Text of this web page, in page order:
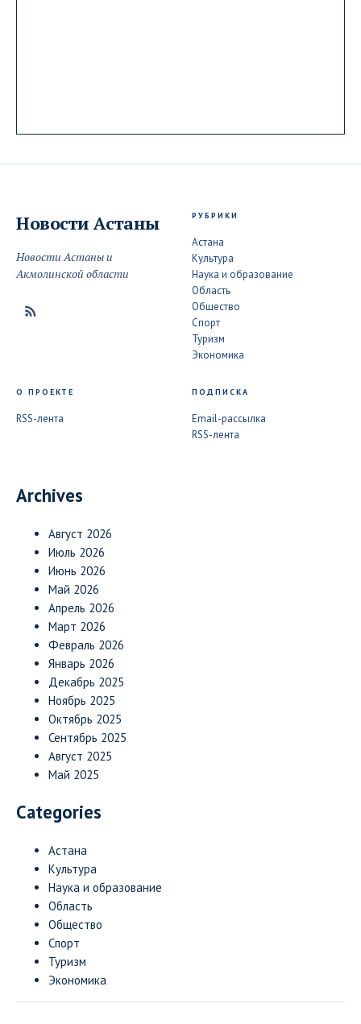
Новости Астаны
Новости Астаны и
Акмолинской области
РУБРИКИ
Астана
Культура
Наука и образование
Область
Общество
Спорт
Туризм
Экономика
О ПРОЕКТЕ
RSS-лента
ПОДПИСКА
Email-рассылка
RSS-лента
Archives
Август 2026
Июль 2026
Июнь 2026
Май 2026
Апрель 2026
Март 2026
Февраль 2026
Январь 2026
Декабрь 2025
Ноябрь 2025
Октябрь 2025
Сентябрь 2025
Август 2025
Май 2025
Categories
Астана
Культура
Наука и образование
Область
Общество
Спорт
Туризм
Экономика